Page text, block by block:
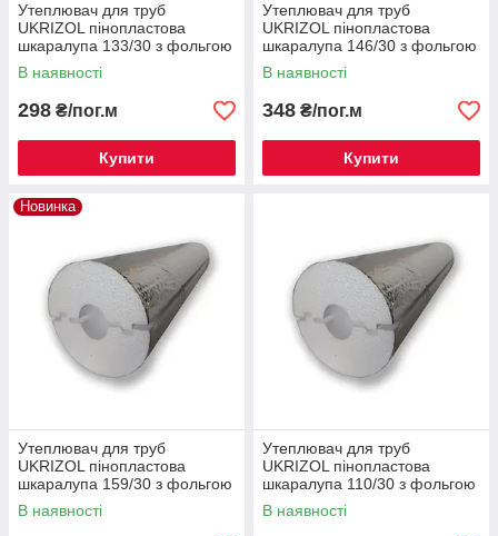
Утеплювач для труб
UKRIZOL пінопластова
шкаралупа 133/30 з фольгою
В наявності
298 ₴/пог.м
Купити
Утеплювач для труб
UKRIZOL пінопластова
шкаралупа 146/30 з фольгою
В наявності
348 ₴/пог.м
Купити
Новинка
Утеплювач для труб
UKRIZOL пінопластова
шкаралупа 159/30 з фольгою
В наявності
Утеплювач для труб
UKRIZOL пінопластова
шкаралупа 110/30 з фольгою
В наявності